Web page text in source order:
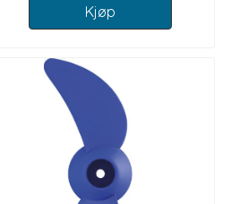
Kjøp